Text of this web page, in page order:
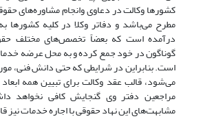
کشورها وکالت در دعاوی وانجام مشاوره‌های
مطرح می‌باشد و دفاتر وکلا در کلیه
درآمده است که بعضاً تخصص‌های مختلف
گوناگون در خود جمع کرده و به محل عرضه
است. بنابراین در شرایطی که حتی دانش فنی،
می‌شود، قالب عقد وکالت برای تبیین همه
مراجعین دفتر وی گنجایش کافی نخواهد
مشابهت‌های این نهاد حقوقی با اجاره خدمات